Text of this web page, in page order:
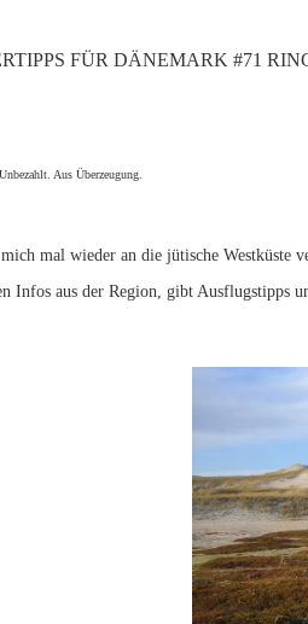
FÜR DÄNEMARK #71
Aus Überzeugung.
mal wieder an die jütische Westküste
Infos aus der Region, gibt Ausflugstipps